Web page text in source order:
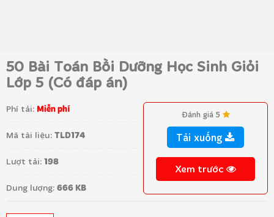
50 Bài Toán Bồi Dưỡng Học Sinh Giỏi
Lớp 5 (Có đáp án)
Đánh giá 5
Tải xuống
Xem trước
Phí tải: Miễn phí
Mã tài liệu: TLD174
Lượt tải: 198
Dung lượng: 666 KB